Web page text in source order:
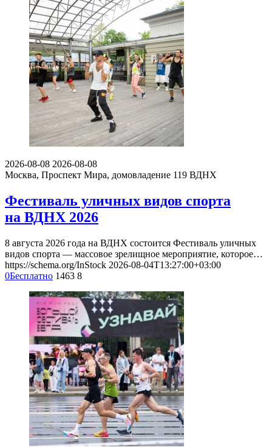
Пожалуйста, оставьте подробный отзыв или комментарий,
чтобы другим людям было проще принять решение по поводу
посещения! Расскажите о том, что стоит знать тем, кто только
планирует посещение.
Поделитесь с своими впечатлениями от посещения. Напишите
о том, что вам понравилось, а что нет, что запомнилось, что
показалось интересным или необычным. Если вы ходили с
детьми, расскажите об их впечатлениях.
Будьте корректны, и соблюдайте правила приличия.
Смотрите также события
2026-08-08 2026-08-08
Москва, Проспект Мира, домовладение 119
Фестиваль уличных видов спорта
на ВДНХ 2026
8 августа 2026 года на ВДНХ состоится Фестиваль уличных